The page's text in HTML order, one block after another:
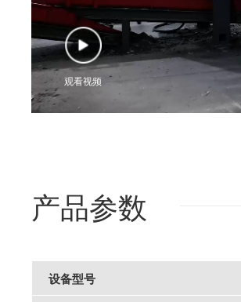
观看视频
产品参数
设备型号